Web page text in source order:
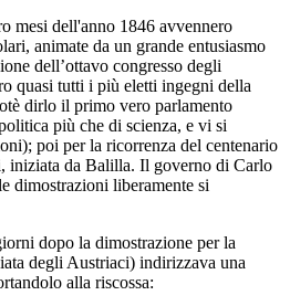
mesi dell'anno 1846 avvennero
animate da un grande entusiasmo
dell’ottavo congresso degli
quasi tutti i più eletti ingegni della
dirlo il primo vero parlamento
più che di scienza, e vi si
poi per la ricorrenza del centenario
iniziata da Balilla. Il governo di Carlo
dimostrazioni liberamente si
dopo la dimostrazione per la
degli Austriaci) indirizzava una
alla riscossa: